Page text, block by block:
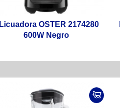
Licuadora OSTER 2174280
600W Negro